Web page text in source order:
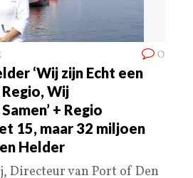
0
‘Wij zijn Echt een
Wij
+ Regio
15, maar 32 miljoen
Helder
Directeur van Port of Den